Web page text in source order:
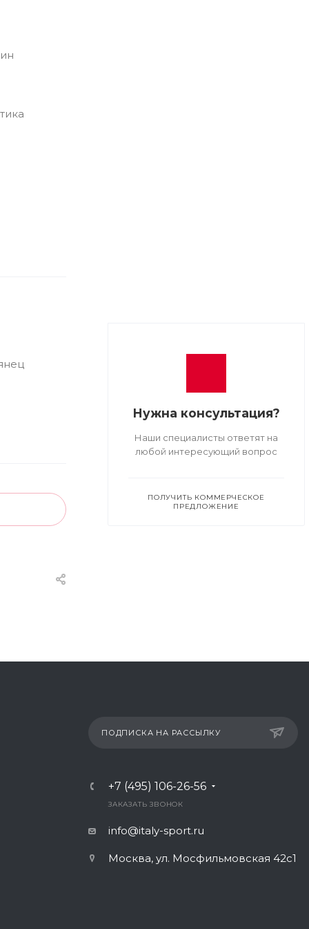
Нужна консультация?
Наши специалисты ответят на
любой интересующий вопрос
ПОЛУЧИТЬ КОММЕРЧЕСКОЕ
ПРЕДЛОЖЕНИЕ
ПОДПИСКА НА РАССЫЛКУ
+7 (495) 106-26-56
ЗАКАЗАТЬ ЗВОНОК
info@italy-sport.ru
Москва, ул. Мосфильмовская 42с1